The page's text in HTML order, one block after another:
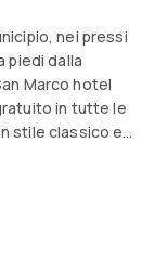
nei pressi
piedi dalla
Marco hotel
in tutte le
stile classico e